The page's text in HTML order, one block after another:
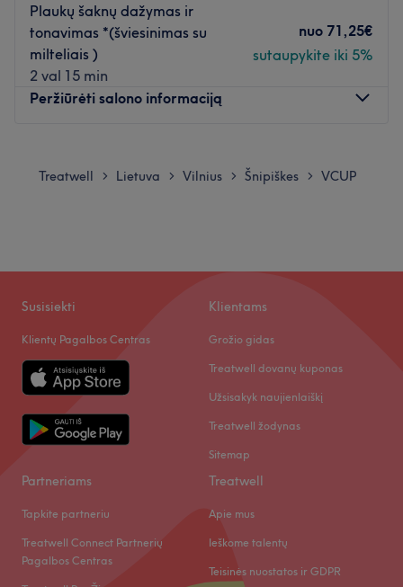
Specializacija: plaukų kirpimai, plaukų dažymai.
Naudojami prekių ženklai ir produktai:
kirpykloje
naudojami tik profesionalūs prekių ženklai ir produktai.
Papildomi akcentai:
viešuoju transportu.
Plaukų šaknų dažymas ir
tonavimas *(šviesinimas su
milteliais )
2 val 15 min
nuo 71,25€
sutaupykite iki 5%
Peržiūrėti salono informaciją
Antradienis
10:00 – 20:00
Sekmadienis
12:00–16:00
rezultato.Turėdama ilgametę patirtį plaukų dažyme
įvairiomis technikomis,plaukų priauginimo ,derinu
naturalumą ,komfortą ir ilgalaikį efektą .Dirbu Centre ir
Atidaryti salono profilį
Treatwell > Lietuva > Vilnius > Šnipiškes > VCUP
Susisiekti
Klientų Pagalbos Centras
Klientams
Grožio gidas
Treatwell dovanų kuponas
Užsisakyk naujienlaiškį
Treatwell žodynas
Sitemap
Partneriams
Tapkite partneriu
Treatwell Connect Partnerių
Pagalbos Centras
Treatwell
Apie mus
Ieškome talentų
Teisinės nuostatos ir GDPR